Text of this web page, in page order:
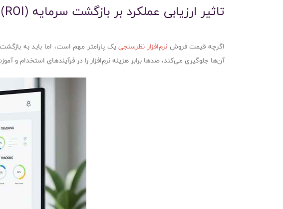
تاثیر ارزیابی عملکرد بر بازگشت سرمایه (ROI)
اگرچه قیمت فروشنرم‌افزار نظرسنجییک پارامتر مهم است، اما باید به
آن‌ها جلوگیری می‌کند، صدها برابر هزینه نرم‌افزار را در فرآیندهای استخدام